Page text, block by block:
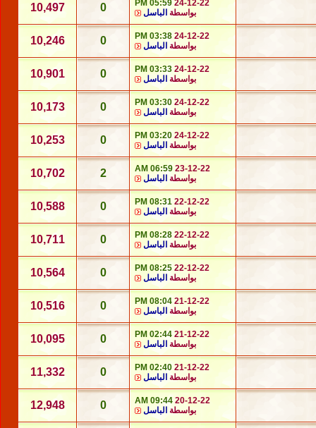
24-12-22
05:59 PM
بواسطة الباسل 0
10,497
24-12-22
03:38 PM
بواسطة الباسل 0
10,246
24-12-22
03:33 PM
بواسطة الباسل 0
10,901
24-12-22
03:30 PM
بواسطة الباسل 0
10,173
24-12-22
03:20 PM
بواسطة الباسل 0
10,253
23-12-22
06:59 AM
بواسطة الباسل 2
10,702
22-12-22
08:31 PM
بواسطة الباسل 0
10,588
22-12-22
08:28 PM
بواسطة الباسل 0
10,711
22-12-22
08:25 PM
بواسطة الباسل 0
10,564
21-12-22
08:04 PM
بواسطة الباسل 0
10,516
21-12-22
02:44 PM
بواسطة الباسل 0
10,095
21-12-22
02:40 PM
بواسطة الباسل 0
11,332
20-12-22
09:44 AM
بواسطة الباسل 0
12,948